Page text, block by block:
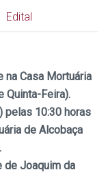
Edital
na Casa Mortuária
Quinta-Feira).
pelas 10:30 horas
de Alcobaça
de Joaquim da